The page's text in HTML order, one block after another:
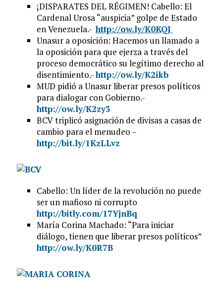
¡DISPARATES DEL RÉGIMEN! Cabello: El
Cardenal Urosa “auspicia” golpe de Estado
en Venezuela.-http://ow.ly/K0KQJ
Unasur a oposición: Hacemos un llamado a
la oposición para que ejerza a través del
proceso democrático su legítimo derecho al
disentimiento.-http://ow.ly/K2ikb
MUD pidió a Unasur liberar presos políticos
para dialogar con Gobierno.-
http://ow.ly/K2zy3
BCV triplicó asignación de divisas a casas de
cambio para el menudeo –
http://bit.ly/1KzLLvz
Cabello: Un líder de la revolución no puede
ser un mafioso ni corrupto
http://bitly.com/17YjnBq
María Corina Machado: “Para iniciar
diálogo, tienen que liberar presos políticos”
http://ow.ly/K0R7B